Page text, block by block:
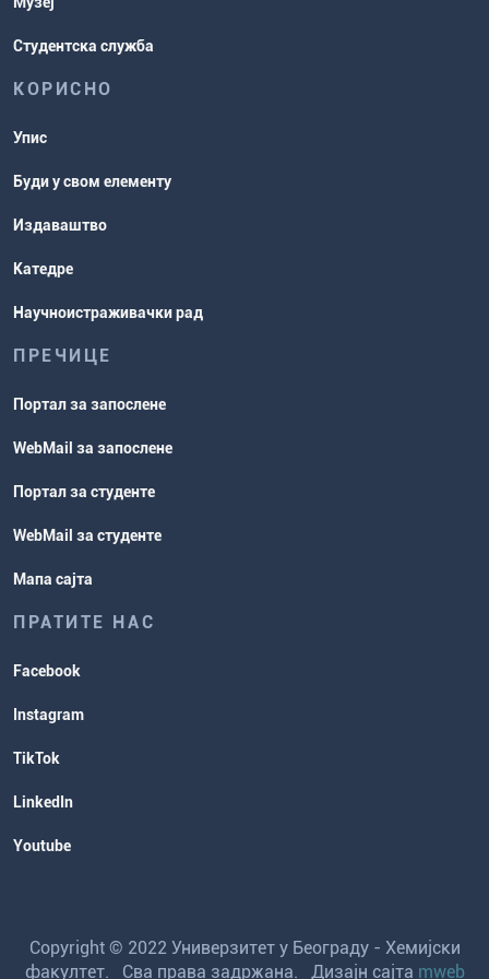
Студентска служба
КОРИСНО
Упис
Буди у свом елементу
Издаваштво
Катедре
Научноистраживачки рад
ПРЕЧИЦЕ
Портал за запослене
WebMail за запослене
Портал за студенте
WebMail за студенте
Мапа сајта
ПРАТИТЕ НАС
Facebook
Instagram
TikTok
LinkedIn
Youtube
Copyright © 2022 Универзитет у Београду - Хемијски
факултет. Сва права задржана. Дизајн сајта mweb